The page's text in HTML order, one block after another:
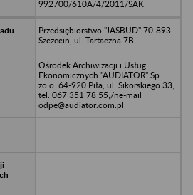
992700/610A/4/2011/SAK
Przedsiębiorstwo "JASBUD" 70-893
Szczecin, ul. Tartaczna 7B.
Ośrodek Archiwizacji i Usług
Ekonomicznych "AUDIATOR" Sp.
zo.o. 64-920 Piła, ul. Sikorskiego 33;
tel. 067 351 78 55;/ne-mail
odpe@audiator.com.pl